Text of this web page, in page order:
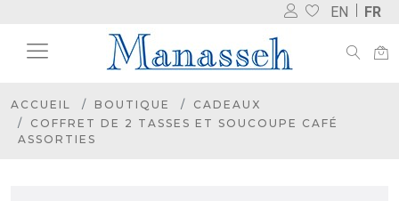
EN FR
ACCUEIL BOUTIQUE
CADEAUX
COFFRET DE 2 TASSES ET SOUCOUPE CAFÉ
ASSORTIES